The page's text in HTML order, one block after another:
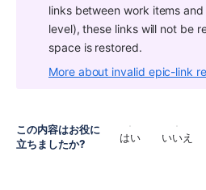
links between work items
level), these links will not be
space is restored.
More about invalid epic-link
この内容はお役に
立ちましたか?
はい いいえ